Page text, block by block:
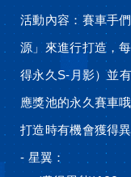
活動內容：賽車手
源」來進行打造，
得永久S-月影）並
應獎池的永久賽車
打造時有機會獲得
- 星翼：